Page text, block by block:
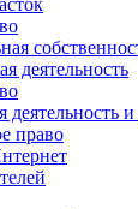
деятельность
и
право